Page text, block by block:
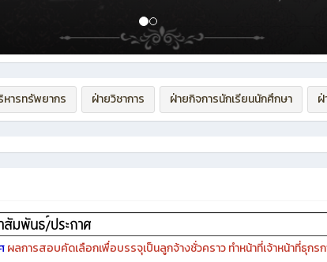
หารทรัพยากร ฝ่ายวิชาการ ฝ่ายกิจการนักเรียนนักศึกษา
ผลการสอบคัดเลือกเพื่อบรรจุเป็นลูกจ้างชั่วคราว ทำหน้าที่เจ้าหน้าที่ธุกร